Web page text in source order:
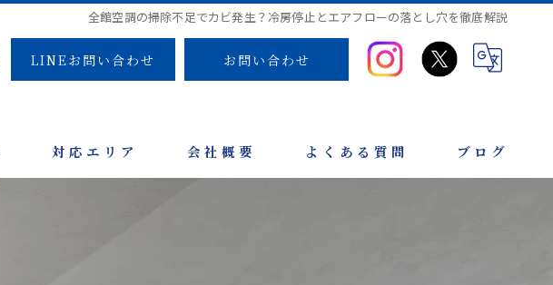
全館空調の掃除不足でカビ発生？冷房停止とエアフローの落とし穴を徹底解説
LINEお問い合わせ お問い合わせ
対応エリア 会社概要 よくある質問 ブログ